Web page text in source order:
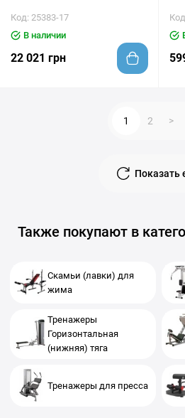
Код: 25383-17
В наличии
22 021 грн
Показать
1 2 >
Также покупают в
Скамьи (лавки) для
жима
Тренажеры
Горизонтальная
(нижняя) тяга
Тренажеры для пресса